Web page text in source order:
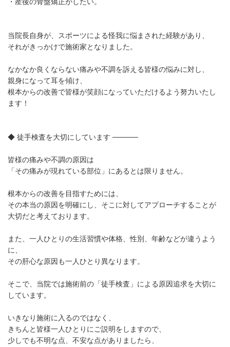
当院長自身が、スポーツによる怪我に悩まされた経験があり、
それがきっかけで施術家となりました。
なかなか良くならない痛みや不調を訴える皆様の悩みに対し、
親身になって耳を傾け、
根本からの改善で皆様が笑顔になっていただけるよう努力いたし
ます！
◆ 徒手検査を大切にしています ─────
皆様の痛みや不調の原因は
「その痛みが現れている部位」にあるとは限りません。
根本からの改善を目指すためには、
その本当の原因を明確にし、そこに対してアプローチすることが
大切だと考えております。
また、一人ひとりの生活習慣や体格、性別、年齢などが違うよう
に、
その肝心な原因も一人ひとり異なります。
そこで、当院では施術前の「徒手検査」による原因追求を大切に
しています。
いきなり施術に入るのではなく、
きちんと皆様一人ひとりにご説明をしますので、
少しでも不明な点、不安な点がありましたら、